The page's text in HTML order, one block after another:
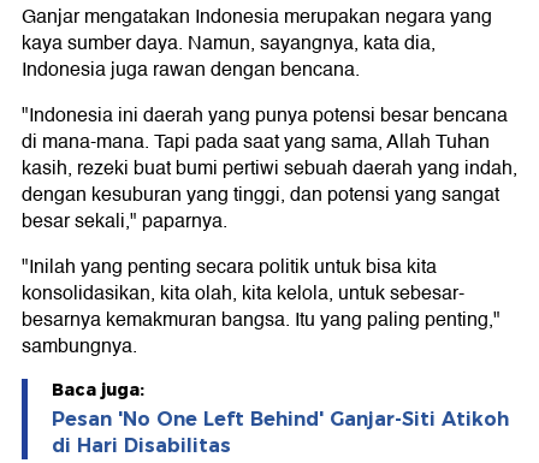
Ganjar mengatakan Indonesia merupakan negara yang
kaya sumber daya. Namun, sayangnya, kata dia,
Indonesia juga rawan dengan bencana.
"Indonesia ini daerah yang punya potensi besar bencana
di mana-mana. Tapi pada saat yang sama, Allah Tuhan
kasih, rezeki buat bumi pertiwi sebuah daerah yang indah,
dengan kesuburan yang tinggi, dan potensi yang sangat
besar sekali," paparnya.
"Inilah yang penting secara politik untuk bisa kita
konsolidasikan, kita olah, kita kelola, untuk sebesar-
besarnya kemakmuran bangsa. Itu yang paling penting,"
sambungnya.
Baca juga:
Pesan 'No One Left Behind' Ganjar-Siti Atikoh
di Hari Disabilitas